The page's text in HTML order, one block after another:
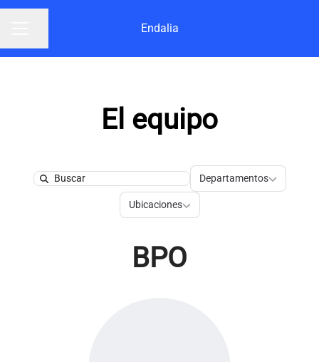
Endalia
El equipo
Search
Departamentos
Departamentos
Ubicaciones
Ubicaciones
BPO